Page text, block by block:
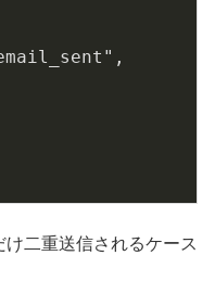
二重送信されるケース